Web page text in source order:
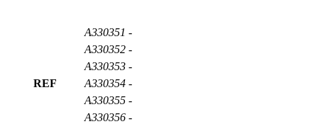
REF
A330351 -
A330352 -
A330353 -
A330354 -
A330355 -
A330356 -